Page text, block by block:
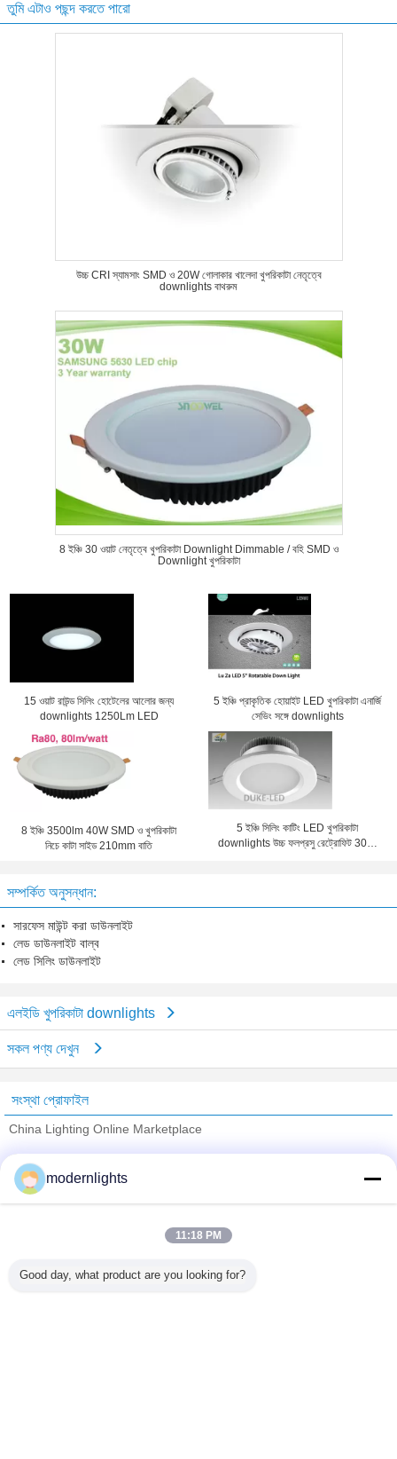
তুমি এটাও পছন্দ করতে পারো
উচ্চ CRI স্যামসাং SMD ও 20W গোলাকার খালেদা খুপরিকাটা নেতৃত্বে
downlights বাথরুম
8 ইঞ্চি 30 ওয়াট নেতৃত্বে খুপরিকাটা Downlight Dimmable / বহি SMD ও
Downlight খুপরিকাটা
15 ওয়াট রাউন্ড সিলিং হোটেলের আলোর জন্য
downlights 1250Lm LED
5 ইঞ্চি প্রাকৃতিক হোয়াইট LED খুপরিকাটা এনার্জি
সেভিং সঙ্গে downlights
8 ইঞ্চি 3500lm 40W SMD ও খুপরিকাটা
নিচে কাটা সাইড 210mm বাতি
5 ইঞ্চি সিলিং কাটিং LED খুপরিকাটা
downlights উচ্চ ফলপ্রসু রেট্রোফিট 30W
সম্পর্কিত অনুসন্ধান:
সারফেস মাউন্ট করা ডাউনলাইট
লেড ডাউনলাইট বাল্ব
লেড সিলিং ডাউনলাইট
এলইডি খুপরিকাটা downlights
সকল পণ্য দেখুন
সংস্থা প্রোফাইল
China Lighting Online Marketplace
Trust Seal
Verified Suplier
modernlights
11:18 PM
Good day, what product are you looking for?